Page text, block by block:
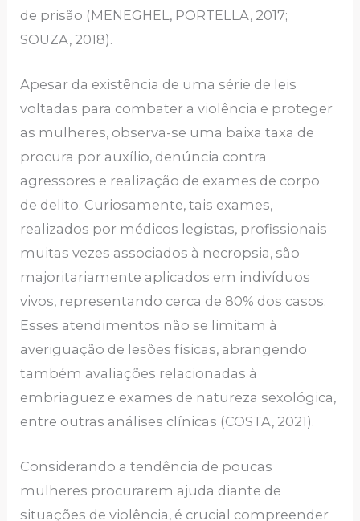
de prisão (MENEGHEL, PORTELLA, 2017;
SOUZA, 2018).
Apesar da existência de uma série de leis
voltadas para combater a violência e proteger
as mulheres, observa-se uma baixa taxa de
procura por auxílio, denúncia contra
agressores e realização de exames de corpo
de delito. Curiosamente, tais exames,
realizados por médicos legistas, profissionais
muitas vezes associados à necropsia, são
majoritariamente aplicados em indivíduos
vivos, representando cerca de 80% dos casos.
Esses atendimentos não se limitam à
averiguação de lesões físicas, abrangendo
também avaliações relacionadas à
embriaguez e exames de natureza sexológica,
entre outras análises clínicas (COSTA, 2021).
Considerando a tendência de poucas
mulheres procurarem ajuda diante de
situações de violência, é crucial compreender